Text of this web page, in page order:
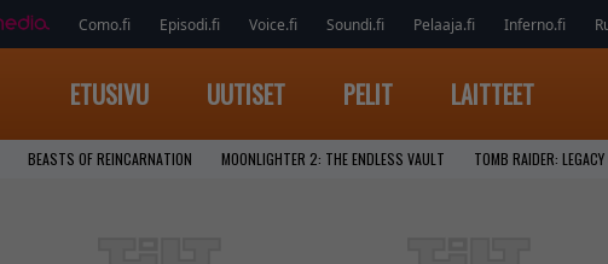
Como.fi Episodi.fi Voice.fi Soundi.fi Pelaaja.fi Inferno.fi
ETUSIVU UUTISET PELIT LAITTEET
BEASTS OF REINCARNATION MOONLIGHTER 2: THE ENDLESS VAULT TOMB RAIDER: